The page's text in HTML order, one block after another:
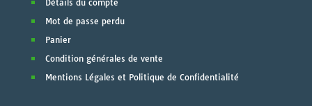
Détails du compte
Mot de passe perdu
Panier
Condition générales de vente
Mentions Légales et Politique de Confidentialité